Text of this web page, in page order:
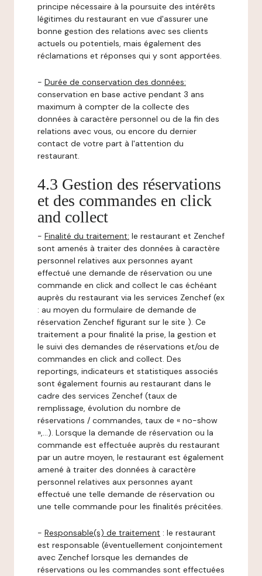
principe nécessaire à la poursuite des intérêts
légitimes du restaurant en vue d'assurer une
bonne gestion des relations avec ses clients
actuels ou potentiels, mais également des
réclamations et réponses qui y sont apportées.
- Durée de conservation des données:
conservation en base active pendant 3 ans
maximum à compter de la collecte des
données à caractère personnel ou de la fin des
relations avec vous, ou encore du dernier
contact de votre part à l'attention du
restaurant.
4.3 Gestion des réservations
et des commandes en click
and collect
- Finalité du traitement: le restaurant et Zenchef
sont amenés à traiter des données à caractère
personnel relatives aux personnes ayant
effectué une demande de réservation ou une
commande en click and collect le cas échéant
auprès du restaurant via les services Zenchef (ex
: au moyen du formulaire de demande de
réservation Zenchef figurant sur le site ). Ce
traitement a pour finalité la prise, la gestion et
le suivi des demandes de réservations et/ou de
commandes en click and collect. Des
reportings, indicateurs et statistiques associés
sont également fournis au restaurant dans le
cadre des services Zenchef (taux de
remplissage, évolution du nombre de
réservations / commandes, taux de « no-show
»,…). Lorsque la demande de réservation ou la
commande est effectuée auprès du restaurant
par un autre moyen, le restaurant est également
amené à traiter des données à caractère
personnel relatives aux personnes ayant
effectué une telle demande de réservation ou
une telle commande pour les finalités précitées.
- Responsable(s) de traitement : le restaurant
est responsable (éventuellement conjointement
avec Zenchef lorsque les demandes de
réservations ou les commandes sont effectuées